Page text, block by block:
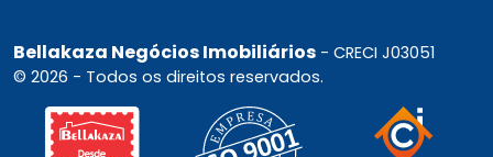
Bellakaza Negócios Imobiliários - CRECI J03051
© 2026 - Todos os direitos reservados.